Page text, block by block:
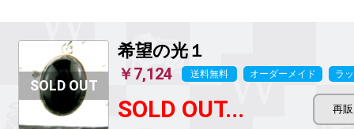
希望の光１
￥7,124 送料無料 オーダーメイド ラ
SOLD OUT...